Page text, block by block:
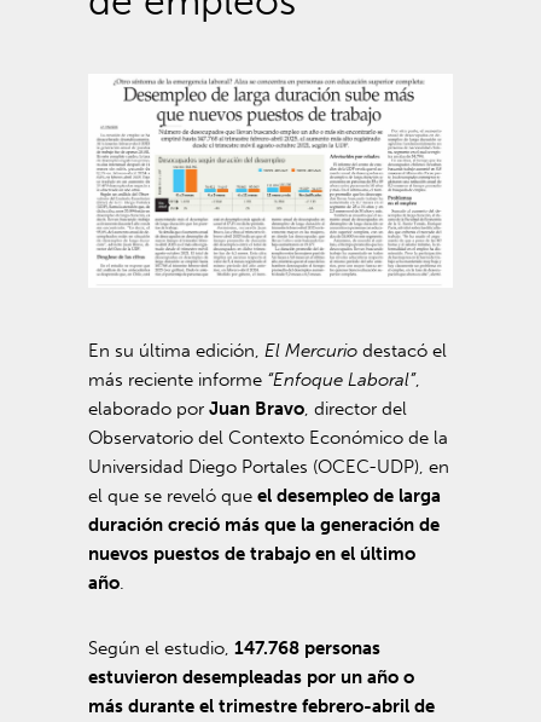
En su última edición, El Mercurio destacó el
más reciente informe “Enfoque Laboral”,
elaborado porJuan Bravo , director del
Observatorio del Contexto Económico de la
Universidad Diego Portales (OCEC-UDP), en
el que se reveló queel desempleo de larga
duración creció más que la generación de
nuevos puestos de trabajo en el último
año
Según el estudio,147.768 personas
estuvieron desempleadas por un año o
más durante el trimestre febrero-abril de